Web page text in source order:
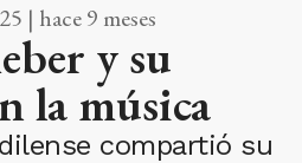
| hace 9 meses
y su
la música
compartió su